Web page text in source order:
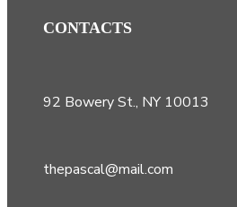
CONTACTS
92 Bowery St., NY 10013
thepascal@mail.com